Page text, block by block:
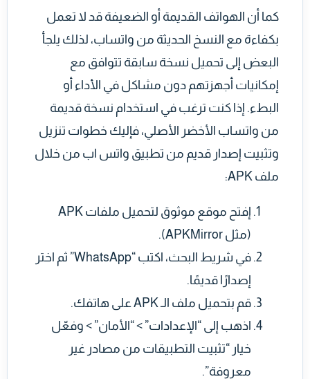
كما أن الهواتف القديمة أو الضعيفة قد لا تعمل
بكفاءة مع النسخ الحديثة من واتساب، لذلك يلجأ
البعض إلى تحميل نسخة سابقة تتوافق مع
إمكانيات أجهزتهم دون مشاكل في الأداء أو
البطء. إذا كنت ترغب في استخدام نسخة قديمة
من واتساب الأخضر الأصلي، فإليك خطوات تنزيل
وتثبيت إصدار قديم من تطبيق واتس اب من خلال
ملف APK:
إفتح موقع موثوق لتحميل ملفات APK
(مثل APKMirror).
في شريط البحث، اكتب “WhatsApp” ثم اختر
إصدارًا قديمًا.
قم بتحميل ملف الـ APK على هاتفك.
اذهب إلى “الإعدادات” > “الأمان” > وفعّل
خيار “تثبيت التطبيقات من مصادر غير
معروفة”.